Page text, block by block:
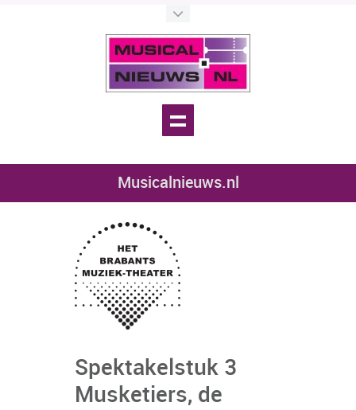
Musicalnieuws.nl
Spektakelstuk 3
Musketiers, de